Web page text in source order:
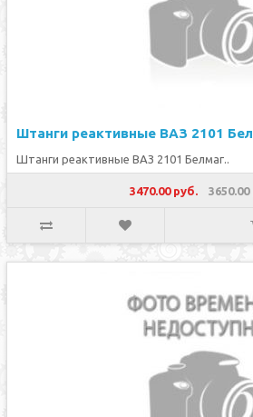
Штанги реактивные ВАЗ 2101
Штанги реактивные ВАЗ 2101 Белмаг..
3470.00 руб. 3650.00